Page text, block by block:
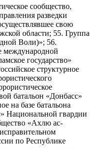
сообщество,
разведки
свою
области; 55. Группа
Воли)»; 56.
международной
государство»
структурное
батальон «Донбасс»
на базе батальона
Национальной гвардии
«Ахлю ас-
по Республике